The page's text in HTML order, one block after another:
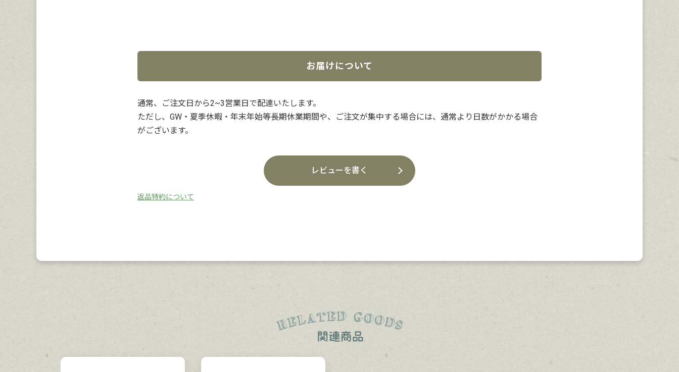
お届けについて
通常、ご注文日から2~3営業日で配達いたします。
ただし、GW・夏季休暇・年末年始等長期休業期間や、ご注文が集中する場合には、通常より日数がかかる場合
がございます。
レビューを書く
返品特約について